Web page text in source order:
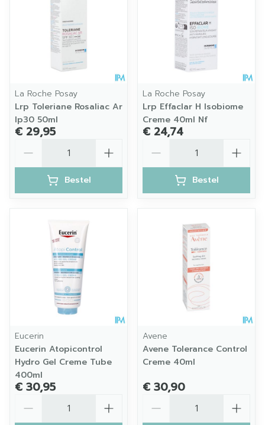
La Roche Posay
Lrp Toleriane Rosaliac Ar
Ip30 50ml
€ 29,95
Bestel
La Roche Posay
Lrp Effaclar H Isobiome
Creme 40ml Nf
€ 24,74
Bestel
Eucerin
Eucerin Atopicontrol
Hydro Gel Creme Tube
400ml
€ 30,95
Avene
Avene Tolerance Control
Creme 40ml
€ 30,90